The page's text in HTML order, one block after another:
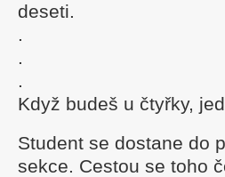
deseti.
.
.
.
Když budeš u čtyřky,
Student se dostane do
sekce. Cestou se toho